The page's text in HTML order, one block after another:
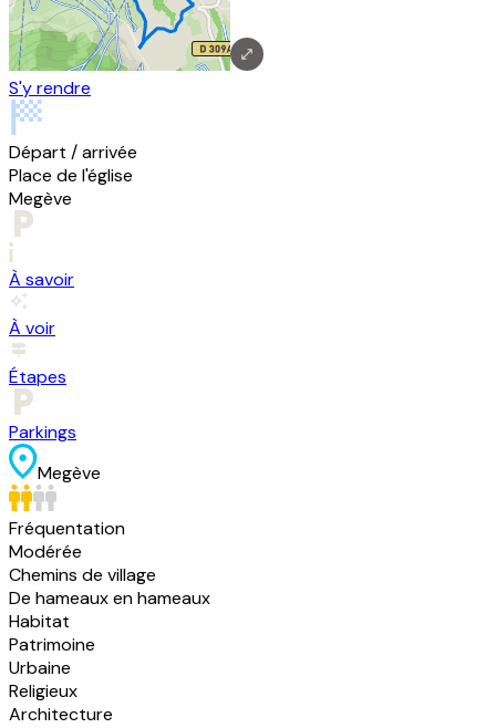
S'y rendre
Départ / arrivée
Place de l'église
Megève
À savoir
À voir
Étapes
Parkings
Megève
Fréquentation
Modérée
Chemins de village
De hameaux en hameaux
Habitat
Patrimoine
Urbaine
Religieux
Architecture